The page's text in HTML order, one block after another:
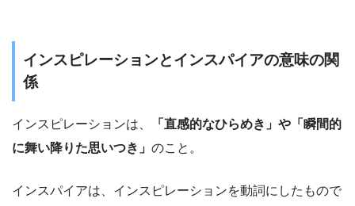
インスピレーションとインスパイアの意味の関
係
インスピレーションは、
「直感的なひらめき」や「瞬間的
に舞い降りた思いつき」 のこと。
インスパイアは、インスピレーションを動詞にしたもので